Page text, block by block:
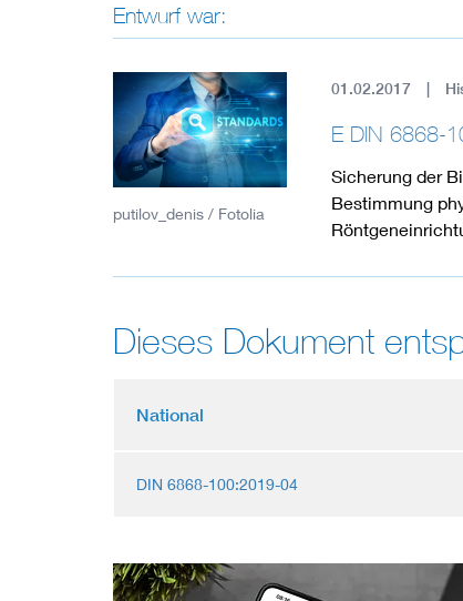
Entwurf war:
putilov_denis / Fotolia
01.02.2017
E DIN 6868-
Sicherung der
Bestimmung
Dieses Dokument
National
DIN 6868-100:2019-04